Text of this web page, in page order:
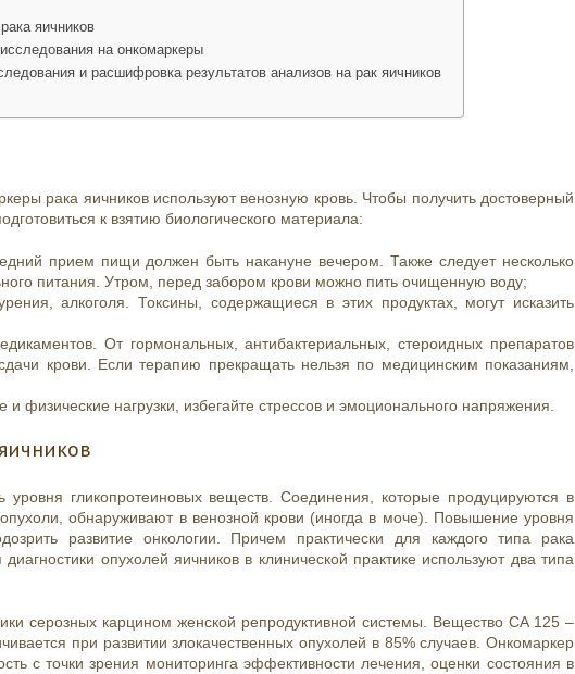
яичников
на онкомаркеры
и расшифровка результатов анализов на рак яичников
рака яичников используют венозную кровь. Чтобы получить достоверный
к взятию биологического материала:
прием пищи должен быть накануне вечером. Также следует несколько
питания. Утром, перед забором крови можно пить очищенную воду;
алкоголя. Токсины, содержащиеся в этих продуктах, могут исказить
От гормональных, антибактериальных, стероидных препаратов
крови. Если терапию прекращать нельзя по медицинским показаниям,
физические нагрузки, избегайте стрессов и эмоционального напряжения.
уровня гликопротеиновых веществ. Соединения, которые продуцируются в
обнаруживают в венозной крови (иногда в моче). Повышение уровня
развитие онкологии. Причем практически для каждого типа рака
опухолей яичников в клинической практике используют два типа
серозных карцином женской репродуктивной системы. Вещество CA 125 –
при развитии злокачественных опухолей в 85% случаев. Онкомаркер
с точки зрения мониторинга эффективности лечения, оценки состояния в